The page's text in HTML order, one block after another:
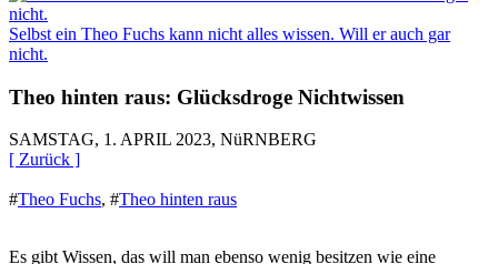
Selbst ein Theo Fuchs kann nicht alles wissen. Will er auch gar
nicht.
Theo hinten raus: Glücksdroge Nichtwissen
SAMSTAG, 1. APRIL 2023, NüRNBERG
[ Zurück ]
#Theo Fuchs, #Theo hinten raus
Es gibt Wissen, das will man ebenso wenig besitzen wie eine